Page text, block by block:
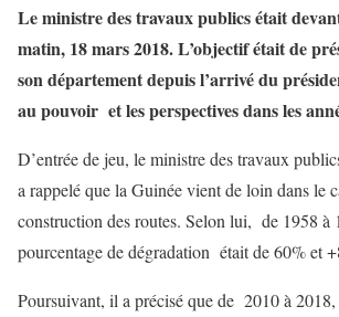
Le ministre des travaux publics était
matin, 18 mars 2018. L’objectif était de
son département depuis l’arrivé du
au pouvoir et les perspectives dans les
D’entrée de jeu, le ministre des travaux
a rappelé que la Guinée vient de loin dans le
construction des routes. Selon lui, de 1958 à
pourcentage de dégradation était de 60% et
Poursuivant, il a précisé que de 2010 à